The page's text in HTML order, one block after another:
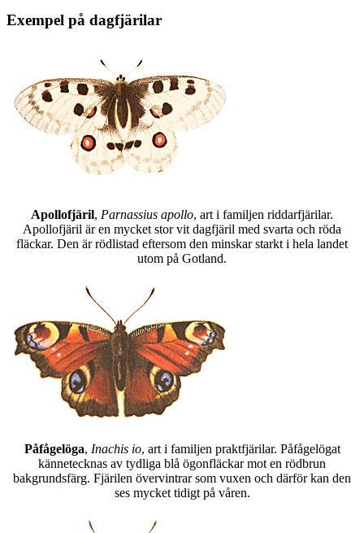
Exempel på dagfjärilar
Apollofjäril, Parnassius apollo, art i familjen riddarfjärilar.
Apollofjäril är en mycket stor vit dagfjäril med svarta och röda
fläckar. Den är rödlistad eftersom den minskar starkt i hela landet
utom på Gotland.
Påfågelöga, Inachis io, art i familjen praktfjärilar. Påfågelögat
kännetecknas av tydliga blå ögonfläckar mot en rödbrun
bakgrundsfärg. Fjärilen övervintrar som vuxen och därför kan den
ses mycket tidigt på våren.